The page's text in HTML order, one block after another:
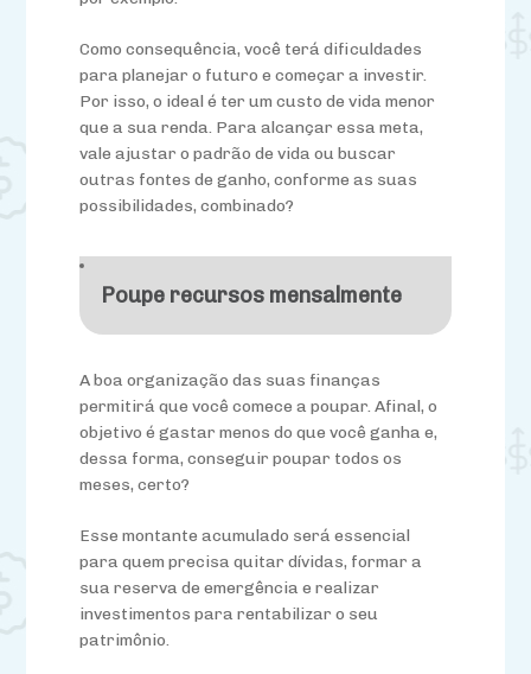
Como consequência, você terá dificuldades
para planejar o futuro e começar a investir.
Por isso, o ideal é ter um custo de vida menor
que a sua renda. Para alcançar essa meta,
vale ajustar o padrão de vida ou buscar
outras fontes de ganho, conforme as suas
possibilidades, combinado?
Poupe recursos mensalmente
A boa organização das suas finanças
permitirá que você comece a poupar. Afinal, o
objetivo é gastar menos do que você ganha e,
dessa forma, conseguir poupar todos os
meses, certo?
Esse montante acumulado será essencial
para quem precisa quitar dívidas, formar a
sua reserva de emergência e realizar
investimentos para rentabilizar o seu
patrimônio.